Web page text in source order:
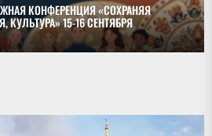
КОНФЕРЕНЦИЯ «СОХРАНЯЯ
15-16 СЕНТЯБРЯ